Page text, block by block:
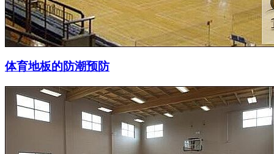
体育地板的防潮预防